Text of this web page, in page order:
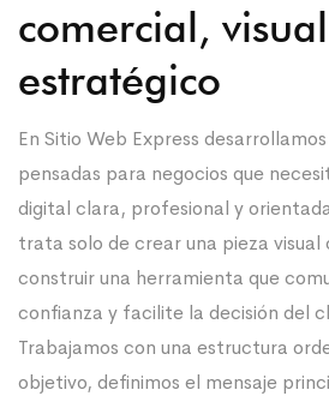
comercial,
estratégico
En Sitio Web Express
pensadas para negocios que
digital clara, profesional y
trata solo de crear una pieza visual
construir una herramienta que
confianza y facilite la decisión del
Trabajamos con una estructura
objetivo, definimos el mensaje